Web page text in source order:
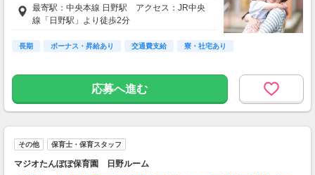
最寄駅：中央本線 日野駅 アクセス：JR中央
線「日野駅」より徒歩2分
長期 ボーナス・昇給あり 交通費支給 寮・社宅あり
応募へ進む
その他 保育士・保育スタッフ
マジオたんぽぽ保育園 日野ルーム